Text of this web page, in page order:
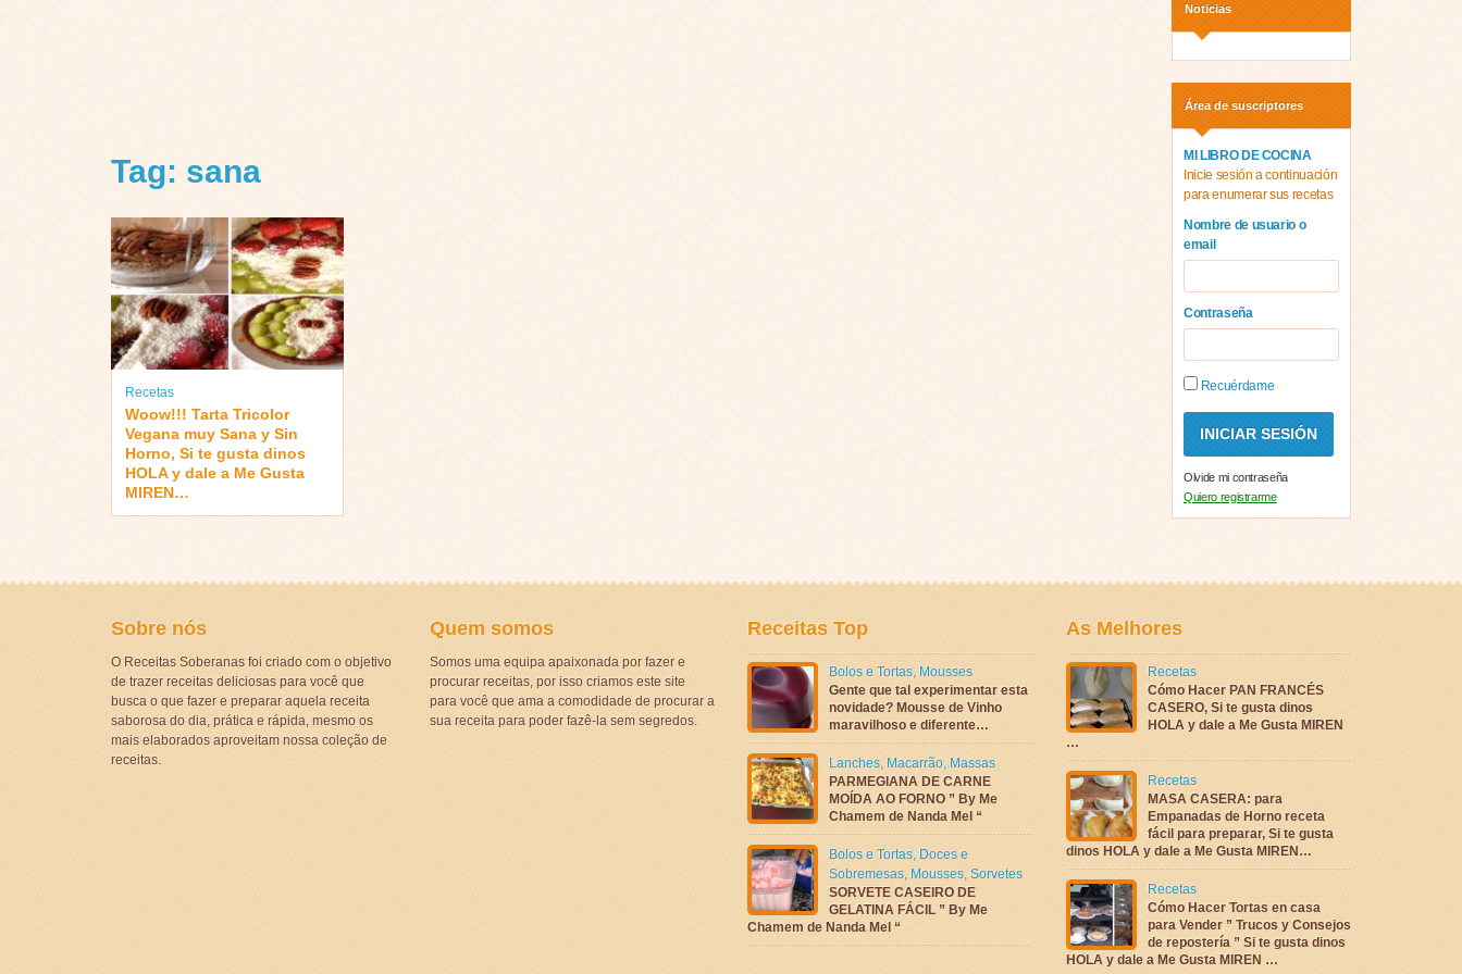
Tag: sana
Recetas
Woow!!! Tarta Tricolor
Vegana muy Sana y Sin
Horno, Si te gusta dinos
HOLA y dale a Me Gusta
MIREN…
Noticias
Área de suscriptores
MI LIBRO DE COCINA
Inicie sesión a continuación
para enumerar sus recetas
Nombre de usuario o
email
Contraseña
Recuérdame
Olvide mi contraseña
Quiero registrarme
Sobre nós
O Receitas Soberanas foi criado com o objetivo
de trazer receitas deliciosas para você que
busca o que fazer e preparar aquela receita
saborosa do dia, prática e rápida, mesmo os
mais elaborados aproveitam nossa coleção de
receitas.
Quem somos
Somos uma equipa apaixonada por fazer e
procurar receitas, por isso criamos este site
para você que ama a comodidade de procurar a
sua receita para poder fazê-la sem segredos.
Receitas Top
Bolos e Tortas, Mousses
Gente que tal experimentar esta
novidade? Mousse de Vinho
maravilhoso e diferente…
Lanches, Macarrão, Massas
PARMEGIANA DE CARNE
MOÍDA AO FORNO ” By Me
Chamem de Nanda Mel “
Bolos e Tortas, Doces e
Sobremesas, Mousses, Sorvetes
SORVETE CASEIRO DE
GELATINA FÁCIL ” By Me
Chamem de Nanda Mel “
As Melhores
Recetas
Cómo Hacer PAN FRANCÉS
CASERO, Si te gusta dinos
HOLA y dale a Me Gusta MIREN
…
Recetas
MASA CASERA: para
Empanadas de Horno receta
fácil para preparar, Si te gusta
dinos HOLA y dale a Me Gusta MIREN…
Recetas
Cómo Hacer Tortas en casa
para Vender ” Trucos y Consejos
de repostería ” Si te gusta dinos
HOLA y dale a Me Gusta MIREN …